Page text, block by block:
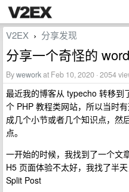
V2EX › 分享发现
分享一个奇怪的
Byweworkat Feb 10, 2020 · 2054
最近我的博客从 typecho 转移
个 PHP 教程类网站，所以当时
成几个小节或者几个知识点，然
点。
一开始的时候，我找到了一个文
H5 页面体验不太好，我找了半
Split Post